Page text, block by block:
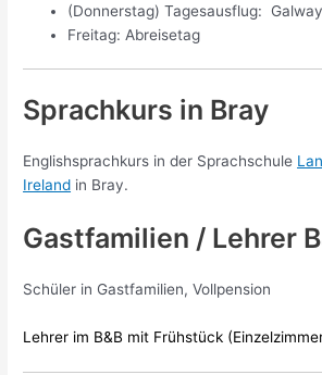
(Donnerstag) Tagesausflug:
Freitag: Abreisetag
Sprachkurs in Bray
Englishsprachkurs in der Sprachschule
Ireland in Bray.
Gastfamilien / Lehrer
Schüler in Gastfamilien, Vollpension
Lehrer im B&B mit Frühstück